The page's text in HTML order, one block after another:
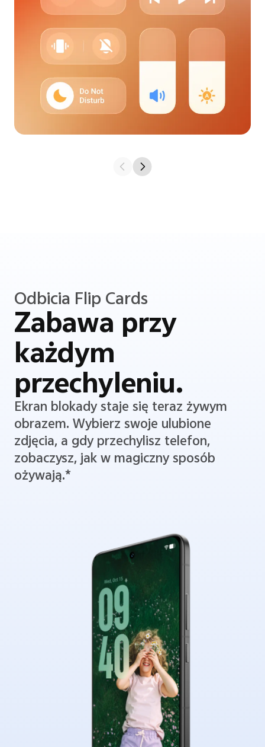
Odbicia Flip Cards
Zabawa przy
każdym
przechyleniu.
Ekran blokady staje się teraz żywym
obrazem. Wybierz swoje ulubione
zdjęcia, a gdy przechylisz telefon,
zobaczysz, jak w magiczny sposób
ożywają.*